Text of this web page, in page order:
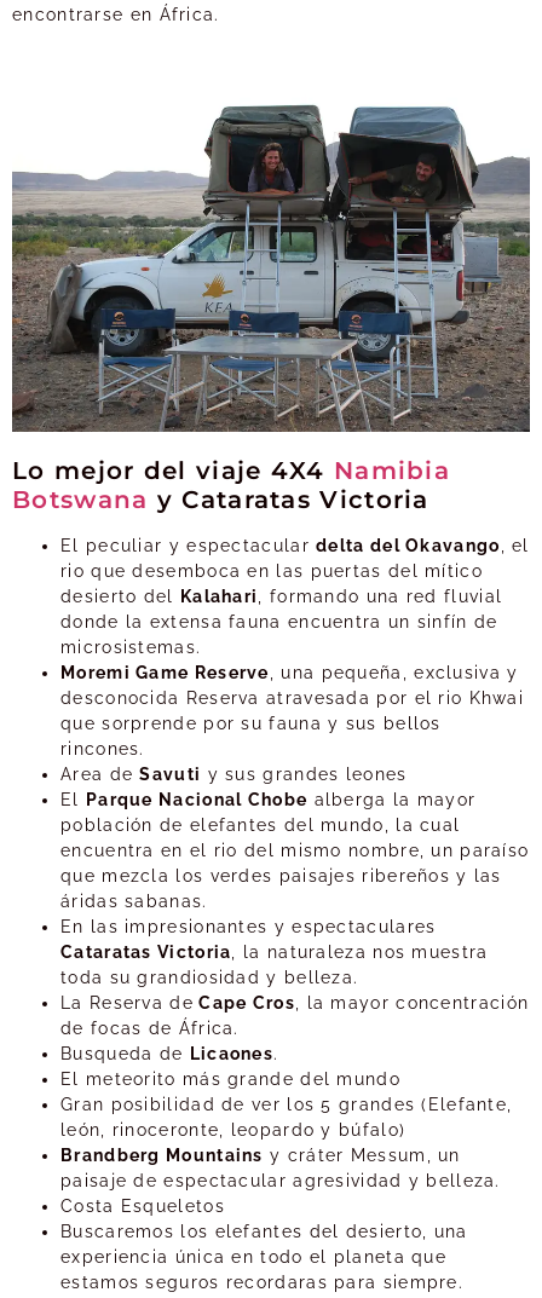
encontrarse en África.
Lo mejor del viaje 4X4 Namibia
Botswana y Cataratas Victoria
El peculiar y espectaculardelta del Okavango, el
rio que desemboca en las puertas del mítico
desierto del
Kalahari, formando una red fluvial
donde la extensa fauna encuentra un sinfín de
microsistemas.
Moremi Game Reserve, una pequeña, exclusiva y
desconocida Reserva atravesada por el rio Khwai
que sorprende por su fauna y sus bellos
rincones.
Area deSavuti y sus grandes leones
El
Parque Nacional Chobe alberga la mayor
población de elefantes del mundo, la cual
encuentra en el rio del mismo nombre, un paraíso
que mezcla los verdes paisajes ribereños y las
áridas sabanas.
En las impresionantes y espectaculares
Cataratas Victoria, la naturaleza nos muestra
toda su grandiosidad y belleza.
La Reserva de Cape Cros, la mayor concentración
de focas de África.
Busqueda de
Licaones.
El meteorito más grande del mundo
Gran posibilidad de ver los 5 grandes (Elefante,
león, rinoceronte, leopardo y búfalo)
Brandberg Mountains y cráter Messum, un
paisaje de espectacular agresividad y belleza.
Costa Esqueletos
Buscaremos los elefantes del desierto, una
experiencia única en todo el planeta que
estamos seguros recordaras para siempre.